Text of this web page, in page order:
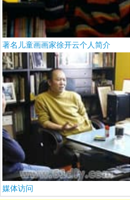
著名儿童画画家徐开云个人简介
媒体访问